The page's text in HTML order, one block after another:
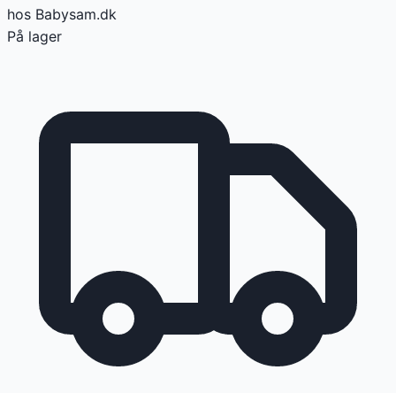
hos Babysam.dk
På lager